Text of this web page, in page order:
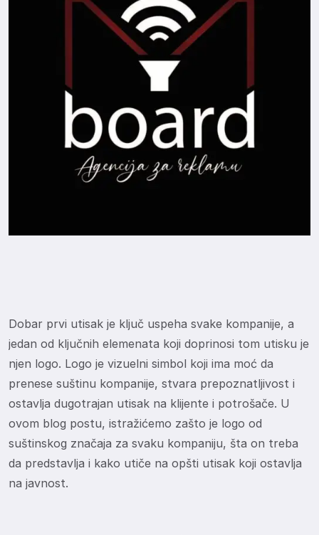
Dobar prvi utisak je ključ uspeha svake kompanije, a
jedan od ključnih elemenata koji doprinosi tom utisku je
njen logo. Logo je vizuelni simbol koji ima moć da
prenese suštinu kompanije, stvara prepoznatljivost i
ostavlja dugotrajan utisak na klijente i potrošače. U
ovom blog postu, istražićemo zašto je logo od
suštinskog značaja za svaku kompaniju, šta on treba
da predstavlja i kako utiče na opšti utisak koji ostavlja
na javnost.